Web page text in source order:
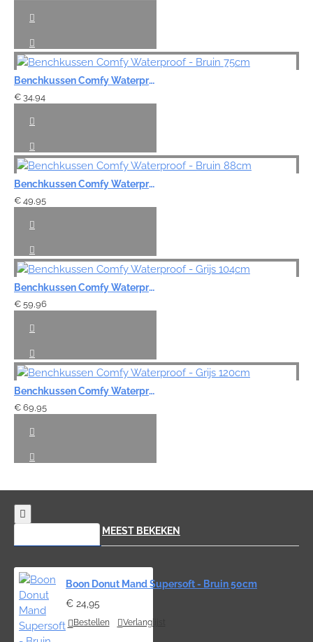
Benchkussen Comfy Waterproof - Bruin 75cm
€ 34,94
Benchkussen Comfy Waterproof - Bruin 88cm
€ 49,95
Benchkussen Comfy Waterproof - Grijs 104cm
€ 59,96
Benchkussen Comfy Waterproof - Grijs 120cm
€ 69,95
MEEST BEKEKEN
Boon Donut Mand Supersoft - Bruin 50cm
€ 24,95
Bestellen Verlanglijst